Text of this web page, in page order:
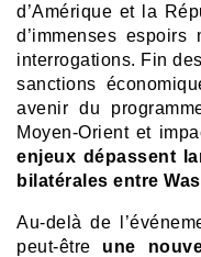
d’Amérique et la
d’immenses
interrogations. Fin
sanctions
avenir du
Moyen-Orient et
enjeux dépassent
bilatérales entre
Au-delà de
peut-être une